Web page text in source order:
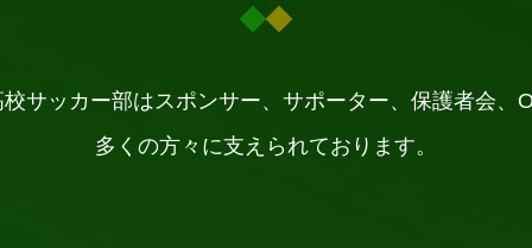
サッカー部はスポンサー、サポーター、保護者会、
多くの方々に支えられております。